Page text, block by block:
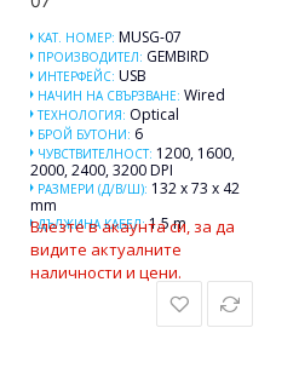
КАТ. НОМЕР: MUSG-07
ПРОИЗВОДИТЕЛ: GEMBIRD
ИНТЕРФЕЙС: USB
НАЧИН НА СВЪРЗВАНЕ: Wired
ТЕХНОЛОГИЯ: Optical
БРОЙ БУТОНИ: 6
ЧУВСТВИТЕЛНОСТ: 1200, 1600,
2000, 2400, 3200 DPI
РАЗМЕРИ (Д/В/Ш): 132 x 73 x 42
mm
ДЪЛЖИНА КАБЕЛ:1.5 m
Влезте в акаунта си, за да
видите актуалните
наличности и цени.